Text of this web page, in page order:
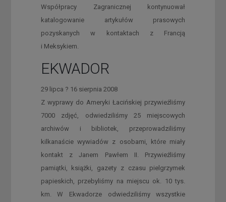
Współpracy Zagranicznej kontynuował
katalogowanie artykułów prasowych
pozyskanych w kontaktach z Francją
i Meksykiem.
EKWADOR
29 lipca ? 16 sierpnia 2008
Z wyprawy do Ameryki Łacińskiej przywieźliśmy
7000 zdjęć, odwiedziliśmy 25 miejscowych
archiwów i bibliotek, przeprowadziliśmy
kilkanaście wywiadów z osobami, które miały
kontakt z Janem Pawłem II. Przywieźliśmy
pamiątki, książki, gazety z czasu pielgrzymek
papieskich, przebyliśmy na miejscu ok. 10 tys.
km. W Ekwadorze odwiedziliśmy wszystkie